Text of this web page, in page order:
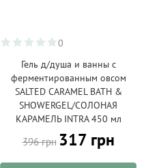
0
Гель д/душа и ванны с
ферментированным овсом
SALTED CARAMEL BATH &
SHOWERGEL/СОЛОНАЯ
КАРАМЕЛЬ INTRA 450 мл
396 грн 317 грн